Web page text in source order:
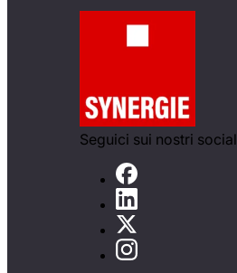
Seguici sui nostri social